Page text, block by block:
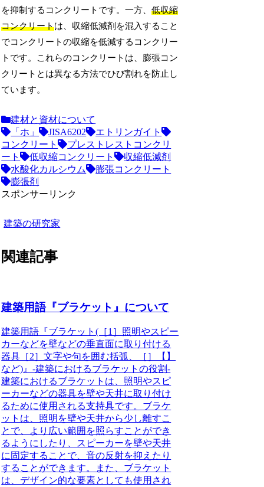
を抑制するコンクリートです。一方、低収縮
コンクリートは、収縮低減剤を混入すること
でコンクリートの収縮を低減するコンクリー
トです。これらのコンクリートは、膨張コン
クリートとは異なる方法でひび割れを防止し
ています。
建材と資材について
「ホ」
JISA6202
エトリンガイト
コンクリート
プレストレストコンクリ
ート
低収縮コンクリート
収縮低減剤
水酸化カルシウム
膨張コンクリート
膨張剤
スポンサーリンク
建築の研究家
関連記事
建築用語『ブラケット』について
建築用語『ブラケット(［1］照明やスピー
カーなどを壁などの垂直面に取り付ける
器具［2］文字や句を囲む括弧、［］【】
など)』-建築におけるブラケットの役割-
建築におけるブラケットは、照明やスピ
ーカーなどの器具を壁や天井に取り付け
るために使用される支持具です。 ブラケ
ットは、照明を壁や天井から少し離すこ
とで、より広い範囲を照らすことができ
るようにしたり、スピーカーを壁や天井
に固定することで、音の反射を抑えたり
することができます。また、ブラケット
は、デザイン的な要素としても使用され